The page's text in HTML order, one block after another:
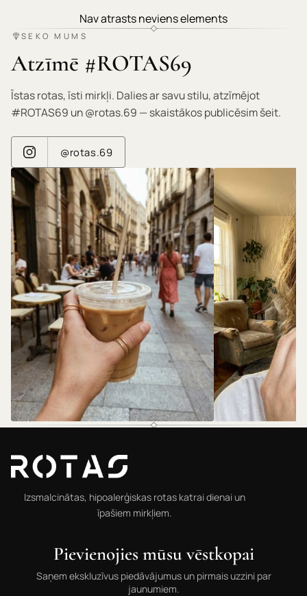
Nav atrasts neviens elements
SEKO MUMS
Atzīmē #ROTAS69
Īstas rotas, īsti mirkļi. Dalies ar savu stilu, atzīmējot
#ROTAS69 un @rotas.69 — skaistākos publicēsim šeit.
@rotas.69
Izsmalcinātas, hipoalerģiskas rotas katrai dienai un
īpašiem mirkļiem.
Pievienojies mūsu vēstkopai
Saņem ekskluzīvus piedāvājumus un pirmais uzzini par
jaunumiem.